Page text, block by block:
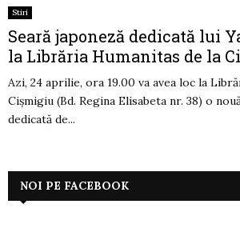
Stiri
Seară japoneză dedicată lui
la Librăria Humanitas de la
Azi, 24 aprilie, ora 19.00 va avea loc la
Cişmigiu (Bd. Regina Elisabeta nr. 38) o
dedicată de...
NOI PE FACEBOOK